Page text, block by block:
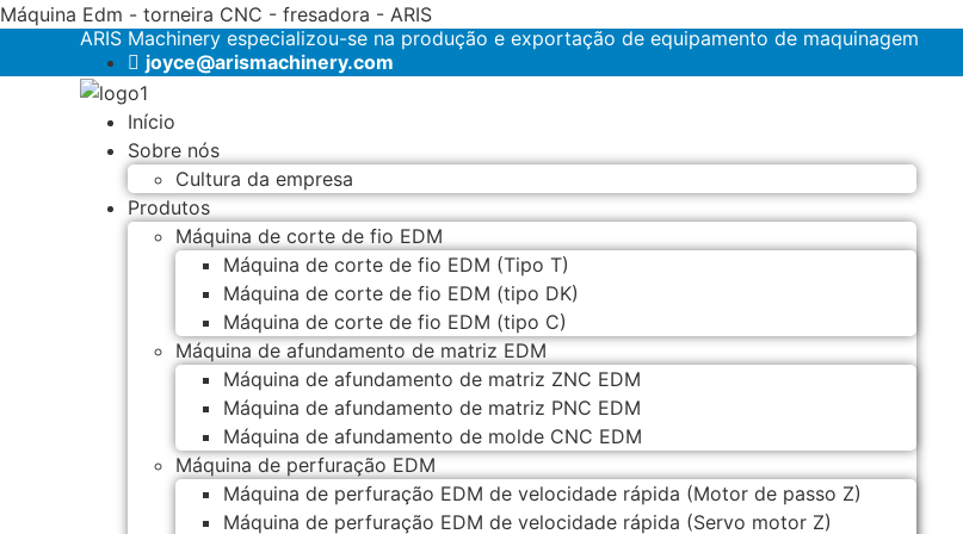
Máquina Edm - torneira CNC - fresadora - ARIS
ARIS Machinery especializou-se na produção e exportação de equipamento de maquinagem
joyce@arismachinery.com
Início
Sobre nós
Cultura da empresa
Produtos
Máquina de corte de fio EDM
Máquina de corte de fio EDM (Tipo T)
Máquina de corte de fio EDM (tipo DK)
Máquina de corte de fio EDM (tipo C)
Máquina de afundamento de matriz EDM
Máquina de afundamento de matriz ZNC EDM
Máquina de afundamento de matriz PNC EDM
Máquina de afundamento de molde CNC EDM
Máquina de perfuração EDM
Máquina de perfuração EDM de velocidade rápida (Motor de passo Z)
Máquina de perfuração EDM de velocidade rápida (Servo motor Z)